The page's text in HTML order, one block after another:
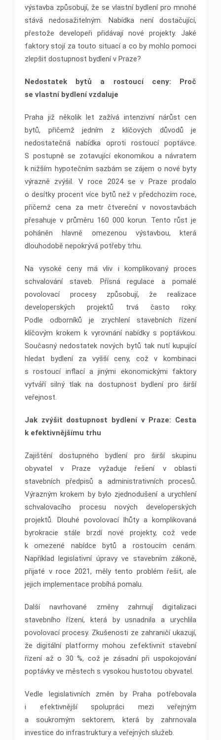
výstavba způsobují, že se vlastní bydlení pro mnohé
stává nedosažitelným. Nabídka není dostačující,
přestože developeři přidávají nové projekty. Jaké
faktory stojí za touto situací a co by mohlo pomoci
zlepšit dostupnost bydlení v Praze?
Nedostatek bytů a rostoucí ceny: Proč
se vlastní bydlení vzdaluje
Praha již několik let zažívá intenzivní nárůst cen
bytů, přičemž jedním z klíčových důvodů je
nedostatečná nabídka oproti rostoucí poptávce.
S postupně se zotavující ekonomikou a návratem
k nižším hypotečním sazbám se zájem o nové byty
výrazně zvýšil. V roce 2024 se v Praze prodalo
o desítky procent více bytů než v předchozím roce,
přičemž cena za metr čtvereční v novostavbách
přesahuje v průměru 160 000 korun. Tento růst je
poháněn hlavně omezenou výstavbou, která
dlouhodobě nepokrývá potřeby trhu.
Na vysoké ceny má vliv i komplikovaný proces
schvalování staveb. Přísná regulace a pomalé
povolovací procesy způsobují, že realizace
developerských projektů trvá často roky.
Podle odborníků je zrychlení stavebních řízení
klíčovým krokem k vyrovnání nabídky s poptávkou.
Současný nedostatek nových bytů tak nutí kupující
hledat bydlení za vyšší ceny, což v kombinaci
s rostoucí inflací a jinými ekonomickými faktory
vytváří silný tlak na dostupnost bydlení pro širší
veřejnost.
Jak zvýšit dostupnost bydlení v Praze: Cesta
k efektivnějšímu trhu
Zajištění dostupného bydlení pro širší skupinu
obyvatel v Praze vyžaduje řešení v oblasti
stavebních předpisů a administrativních procesů.
Výrazným krokem by bylo zjednodušení a urychlení
schvalovacího procesu nových developerských
projektů. Dlouhé povolovací lhůty a komplikovaná
byrokracie stále brzdí nové projekty, což vede
k omezené nabídce bytů a rostoucím cenám.
Například legislativní úpravy ve stavebním zákoně,
přijaté v roce 2021, měly tento problém řešit, ale
jejich implementace probíhá pomalu​.
Další navrhované změny zahrnují digitalizaci
stavebního řízení, která by usnadnila a urychlila
povolovací procesy. Zkušenosti ze zahraničí ukazují,
že digitální platformy mohou zefektivnit stavební
řízení až o 30 %, což je zásadní při uspokojování
poptávky ve městech s vysokou hustotou obyvatel​.
Vedle legislativních změn by Praha potřebovala
i efektivnější spolupráci mezi veřejným
a soukromým sektorem, která by zahrnovala
investice do infrastruktury a veřejných služeb.